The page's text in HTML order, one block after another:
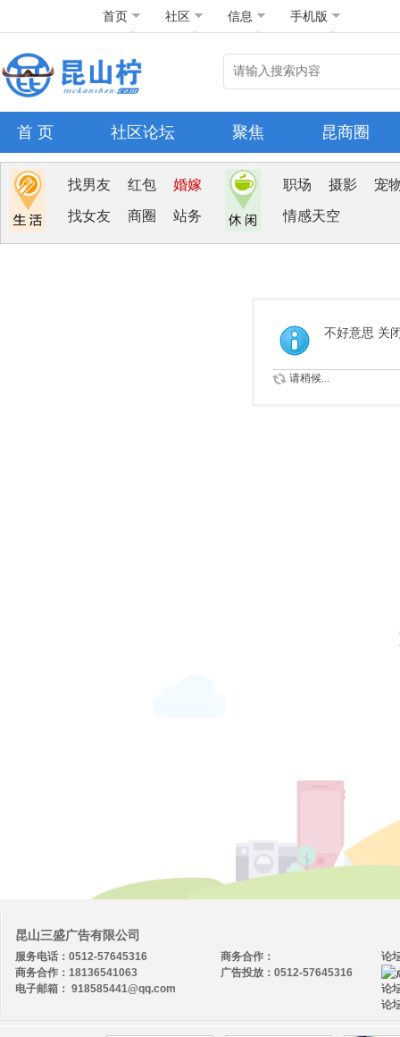
首页 社区 信息 手机版
首 页 社区论坛 聚焦 昆商圈
找男友 红包 婚嫁
找女友 商圈 站务
职场 摄影 宠
情感天空
不好意思 关
请稍候...
昆山三盛广告有限公司
服务电话：0512-57645316
商务合作：18136541063
电子邮箱： 918585441@qq.com
论
论
论
商务合作：
广告投放：0512-57645316